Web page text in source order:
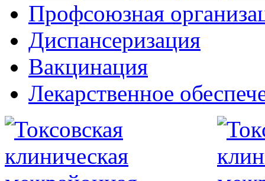
Профсоюзная
Диспансеризация
Вакцинация
Лекарственное